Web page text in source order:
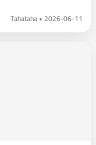
2026-06-11 • Tahataha